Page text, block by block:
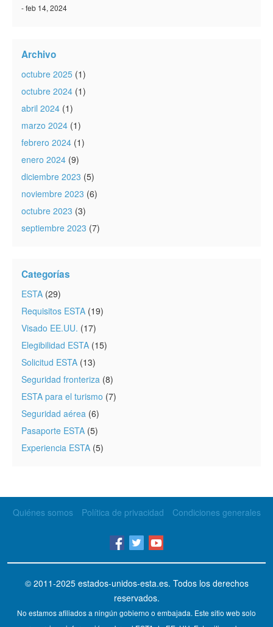
- feb 14, 2024
Archivo
octubre 2025 (1)
octubre 2024 (1)
abril 2024 (1)
marzo 2024 (1)
febrero 2024 (1)
enero 2024 (9)
diciembre 2023 (5)
noviembre 2023 (6)
octubre 2023 (3)
septiembre 2023 (7)
Categorías
ESTA (29)
Requisitos ESTA (19)
Visado EE.UU. (17)
Elegibilidad ESTA (15)
Solicitud ESTA (13)
Seguridad fronteriza (8)
ESTA para el turismo (7)
Seguridad aérea (6)
Pasaporte ESTA (5)
Experiencia ESTA (5)
Quiénes somos Política de privacidad Condiciones generales
© 2011-2025 estados-unidos-esta.es. Todos los derechos
reservados.
No estamos afiliados a ningún gobierno o embajada. Este sitio web solo